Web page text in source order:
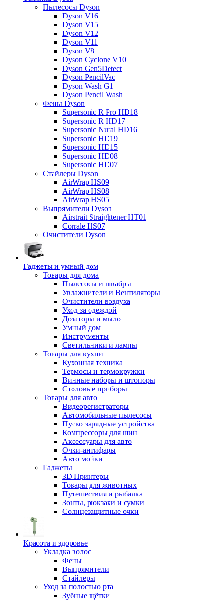
Пылесосы Dyson
Dyson V16
Dyson V15
Dyson V12
Dyson V11
Dyson V8
Dyson Cyclone V10
Dyson Gen5Detect
Dyson PencilVac
Dyson Wash G1
Dyson Pencil Wash
Фены Dyson
Supersonic R Pro HD18
Supersonic R HD17
Supersonic Nural HD16
Supersonic HD19
Supersonic HD15
Supersonic HD08
Supersonic HD07
Стайлеры Dyson
AirWrap HS09
AirWrap HS08
AirWrap HS05
Выпрямители Dyson
Airstrait Straightener HT01
Corrale HS07
Очистители Dyson
Гаджеты и умный дом
Товары для дома
Пылесосы и швабры
Увлажнители и Вентиляторы
Очистители воздуха
Уход за одеждой
Дозаторы и мыло
Умный дом
Инструменты
Светильники и лампы
Товары для кухни
Кухонная техника
Термосы и термокружки
Винные наборы и штопоры
Столовые приборы
Товары для авто
Видеорегистраторы
Автомобильные пылесосы
Пуско-зарядные устройства
Компрессоры для шин
Аксессуары для авто
Очки-антифары
Авто мойки
Гаджеты
3D Принтеры
Товары для животных
Путешествия и рыбалка
Зонты, рюкзаки и сумки
Солнцезащитные очки
Красота и здоровье
Укладка волос
Фены
Выпрямители
Стайлеры
Уход за полостью рта
Зубные щётки